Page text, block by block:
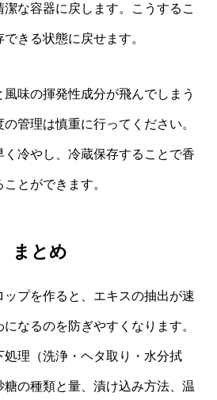
な容器に戻します。こうするこ
きる状態に戻せます。
味の揮発性成分が飛んでしまう
管理は慎重に行ってください。
冷やし、冷蔵保存することで香
とができます。
まとめ
プを作ると、エキスの抽出が速
なるのを防ぎやすくなります。
処理（洗浄・ヘタ取り・水分拭
糖の種類と量、漬け込み方法、温